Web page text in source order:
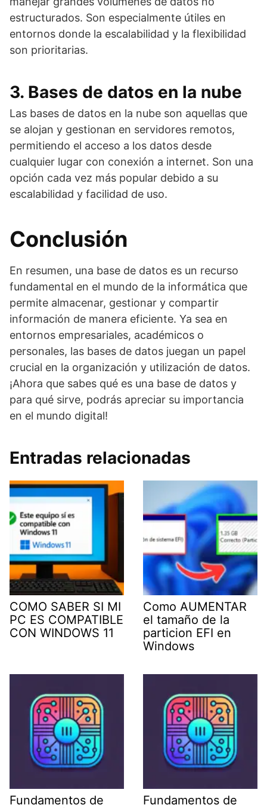
estructurados. Son especialmente útiles en
entornos donde la escalabilidad y la flexibilidad
son prioritarias.
3. Bases de datos en la nube
Las bases de datos en la nube son aquellas que
se alojan y gestionan en servidores remotos,
permitiendo el acceso a los datos desde
cualquier lugar con conexión a internet. Son una
opción cada vez más popular debido a su
escalabilidad y facilidad de uso.
Conclusión
En resumen, una base de datos es un recurso
fundamental en el mundo de la informática que
permite almacenar, gestionar y compartir
información de manera eficiente. Ya sea en
entornos empresariales, académicos o
personales, las bases de datos juegan un papel
crucial en la organización y utilización de datos.
¡Ahora que sabes qué es una base de datos y
para qué sirve, podrás apreciar su importancia
en el mundo digital!
Entradas relacionadas
COMO SABER SI MI
PC ES COMPATIBLE
CON WINDOWS 11
Como AUMENTAR
el tamaño de la
particion EFI en
Windows
Fundamentos de
Fundamentos de